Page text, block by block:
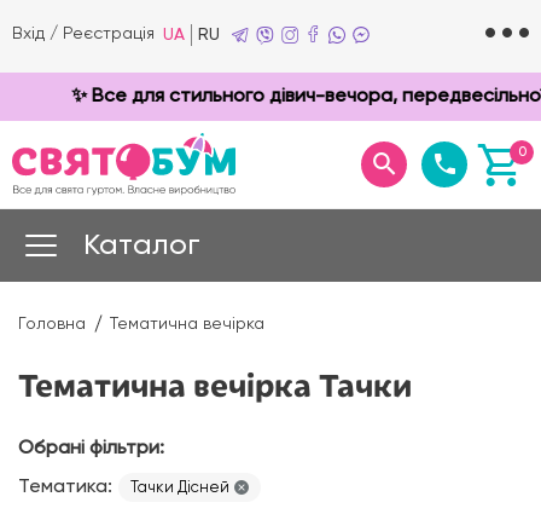
Вхід / Реєстрація UA RU
✨ Все для стильного дівич-вечора,
0
Каталог
Головна Тематична вечірка
Тематична вечірка Тачки
Обрані фільтри:
Тематика:
Тачки Дісней